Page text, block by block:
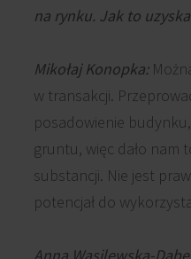
na rynku. Jak to
Mikołaj Konopka:
w transakcji.
posadowienie
gruntu, więc dało nam
substancji. Nie jest
potencjał do
Anna Wasilewska-